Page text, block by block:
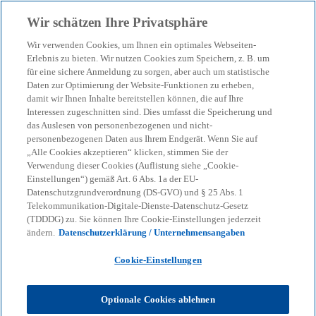
menu search
Wirtschaftsmotor Mittel- und
Osteuropa – Positive
Geschäftserwartungen trotz
politischer Risiken
Live-Event & Networking über den Dächern
von Berlin
16:00 - 20:00 CET
KPMG AG Wirtschaftsprüfungsgesellschaft
Wir schätzen Ihre Privatsphäre
Wir verwenden Cookies, um Ihnen ein optimales Webseiten-
Erlebnis zu bieten. Wir nutzen Cookies zum Speichern, z. B. um
für eine sichere Anmeldung zu sorgen, aber auch um statistische
Daten zur Optimierung der Website-Funktionen zu erheben,
damit wir Ihnen Inhalte bereitstellen können, die auf Ihre
Interessen zugeschnitten sind. Dies umfasst die Speicherung und
das Auslesen von personenbezogenen und nicht-
personenbezogenen Daten aus Ihrem Endgerät. Wenn Sie auf
„Alle Cookies akzeptieren“ klicken, stimmen Sie der
Verwendung dieser Cookies (Auflistung siehe „Cookie-
Einstellungen“) gemäß Art. 6 Abs. 1a der EU-
Datenschutzgrundverordnung (DS-GVO) und § 25 Abs. 1
Telekommunikation-Digitale-Dienste-Datenschutz-Gesetz
(TDDDG) zu. Sie können Ihre Cookie-Einstellungen jederzeit
ändern. Datenschutzerklärung / Unternehmensangaben
Cookie-Einstellungen
Optionale Cookies ablehnen